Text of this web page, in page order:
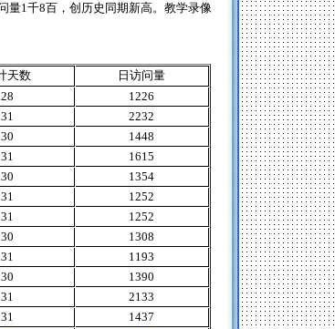
量1千8百，创历史同期新高。教学录像
天数
日访问量
28
1226
31
2232
30
1448
31
1615
30
1354
31
1252
31
1252
30
1308
31
1193
30
1390
31
2133
31
1437